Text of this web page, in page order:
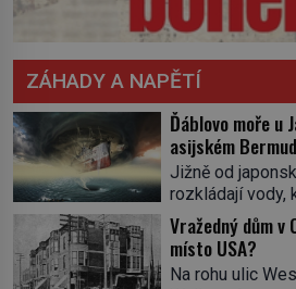
ZÁHADY A NAPĚTÍ
Ďáblovo moře u
asijském
ve spárech
Jižně od
rozkládají vody,
Ďáblovo moře.
mizejících beze
světlech,
dracích, kteří
Vražedný dům v
místo USA?
Na rohu ulic